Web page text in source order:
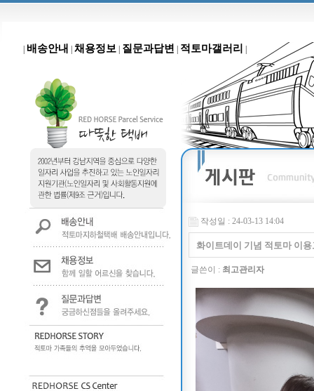
배송안내 채용정보 질문과답변 적토마갤러리
작성일 : 24-03-13 14:04
화이트데이 기념 적토마 이
글쓴이 : 최고관리자